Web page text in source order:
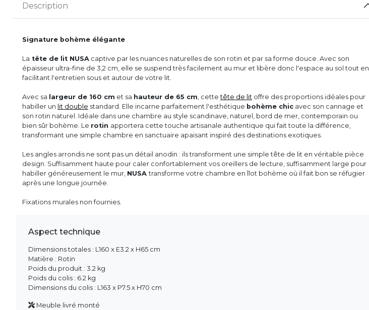
Description
Signature bohème élégante
La tête de lit NUSA captive par les nuances naturelles de son rotin et par sa forme douce. Avec son
épaisseur ultra-fine de 3,2 cm, elle se suspend très facilement au mur et libère donc l'espace au sol tout en
facilitant l'entretien sous et autour de votre lit.
Avec sa largeur de 160 cm et sa hauteur de 65 cm, cettetête de lit offre des proportions idéales pour
habiller un lit double standard. Elle incarne parfaitement l'esthétique bohème chic avec son cannage et
son rotin naturel. Idéale dans une chambre au style scandinave, naturel, bord de mer, contemporain ou
bien sûr bohème. Le rotin apportera cette touche artisanale authentique qui fait toute la différence,
transformant une simple chambre en sanctuaire apaisant inspiré des destinations exotiques.
Les angles arrondis ne sont pas un détail anodin : ils transforment une simple tête de lit en véritable pièce
design. Suffisamment haute pour caler confortablement vos oreillers de lecture, suffisamment large pour
habiller généreusement le mur, NUSAtransforme votre chambre en îlot bohème où il fait bon se réfugier
après une longue journée.
Fixations murales non fournies.
Aspect technique
Dimensions totales : L160 x E3.2 x H65 cm
Matière : Rotin
Poids du produit : 3.2 kg
Poids du colis : 6.2 kg
Dimensions du colis : L163 x P7.5 x H70 cm
Meuble livré monté